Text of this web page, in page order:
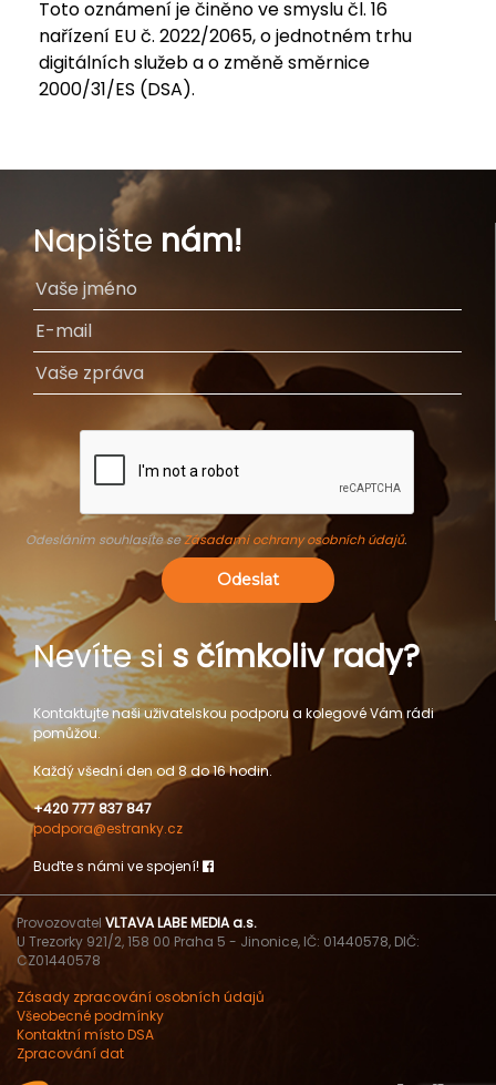
Toto oznámení je činěno ve smyslu čl. 16
nařízení EU č. 2022/2065, o jednotném trhu
digitálních služeb a o změně směrnice
2000/31/ES (DSA).
Napište nám!
Odesláním souhlasíte seZásadami ochrany osobních údajů.
Odeslat
Nevíte si s čímkoliv rady?
Kontaktujte naši uživatelskou podporu a kolegové Vám rádi
pomůžou.
Každý všední den od 8 do 16 hodin.
+420 777 837 847
podpora@estranky.cz
Buďte s námi ve spojení!
Provozovatel VLTAVA LABE MEDIA a.s.
U Trezorky 921/2, 158 00 Praha 5 - Jinonice, IČ: 01440578, DIČ:
CZ01440578
Zásady zpracování osobních údajů
Všeobecné podmínky
Kontaktní místo DSA
Zpracování dat